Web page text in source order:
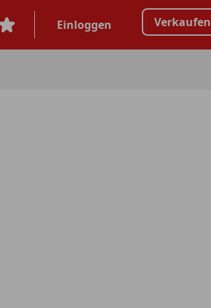
Einloggen Verkaufen